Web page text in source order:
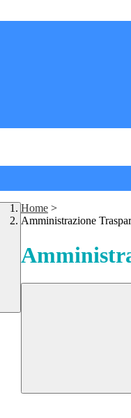
Home >
Amministrazione